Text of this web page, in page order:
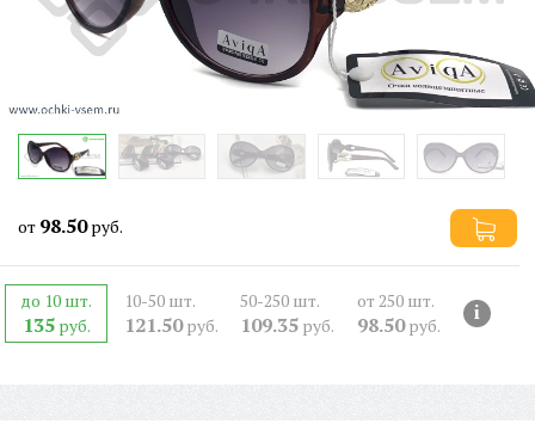
от 98.50руб.
до 10 шт.
135руб.
10-50 шт.
121.50руб.
50-250 шт.
109.35 руб.
от 250 шт.
98.50руб.
i